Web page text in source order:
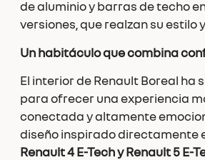
de aluminio y barras de techo
versiones, que realzan su estilo
Un habitáculo que combina
El interior de Renault Boreal ha
para ofrecer una experiencia
conectada y altamente
diseño inspirado directamente
Renault 4 E-Tech y Renault 5 E-